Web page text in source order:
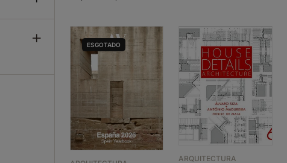
ESGOTADO
ARQUITECTURA